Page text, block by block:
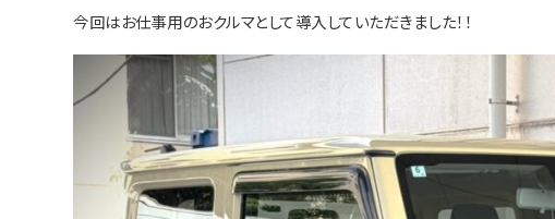
今回はお仕事用のおクルマとして導入していただきました！！